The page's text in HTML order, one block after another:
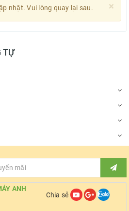
×
nhật. Vui lòng quay lại sau.
TỰ
ANH
Chia sẻ